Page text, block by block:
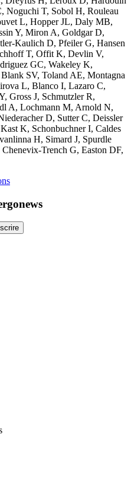
Noguchi T, Sobol H, Rouleau
L, Hopper JL, Daly MB,
Y, Miron A, Goldgar D,
Kaulich D, Pfeiler G, Hansen
T, Offit K, Devlin V,
GC, Wakeley K,
SV, Toland AE, Montagna
L, Blanco I, Lazaro C,
Gross J, Schmutzler R,
A, Lochmann M, Arnold N,
D, Sutter C, Deissler
K, Schonbuchner I, Caldes
H, Simard J, Spurdle
Trench G, Easton DF,